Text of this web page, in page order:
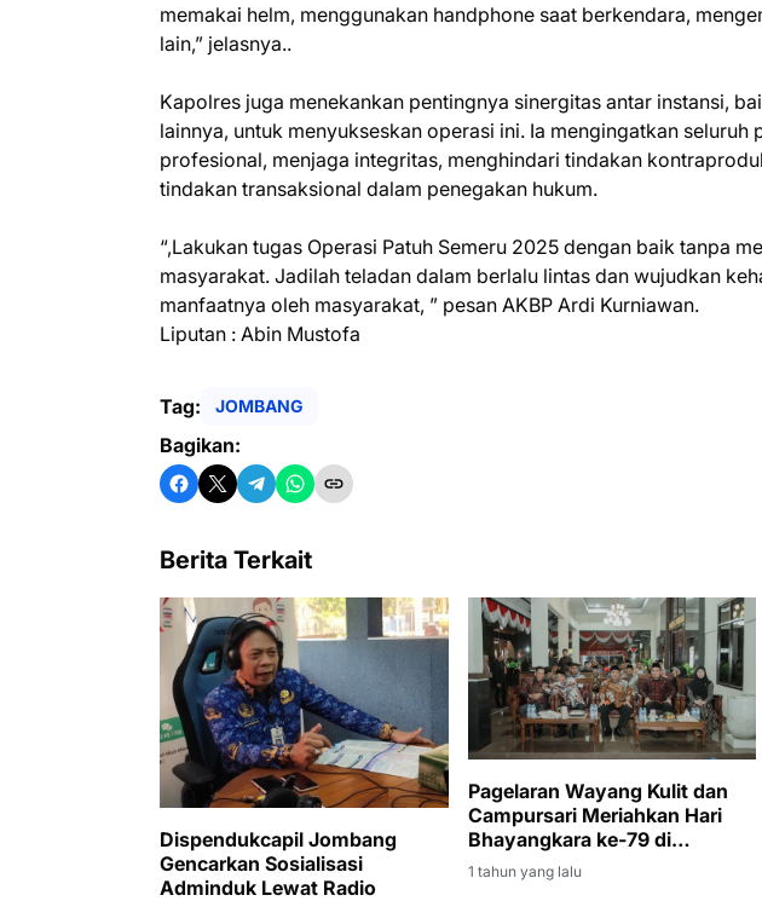
memakai helm, menggunakan handphone saat berkendara,
lain,” jelasnya..
Kapolres juga menekankan pentingnya sinergitas antar instansi,
lainnya, untuk menyukseskan operasi ini. Ia mengingatkan seluruh
profesional, menjaga integritas, menghindari tindakan
tindakan transaksional dalam penegakan hukum.
“,Lakukan tugas Operasi Patuh Semeru 2025 dengan baik tanpa
masyarakat. Jadilah teladan dalam berlalu lintas dan wujudkan
manfaatnya oleh masyarakat, ” pesan AKBP Ardi Kurniawan.
Liputan : Abin Mustofa
Tag: JOMBANG
Bagikan:
Berita Terkait
Dispendukcapil Jombang
Gencarkan Sosialisasi
Adminduk Lewat Radio
Pagelaran Wayang Kulit dan
Campursari Meriahkan Hari
Bhayangkara ke-79 di
Jombang
1 tahun yang lalu